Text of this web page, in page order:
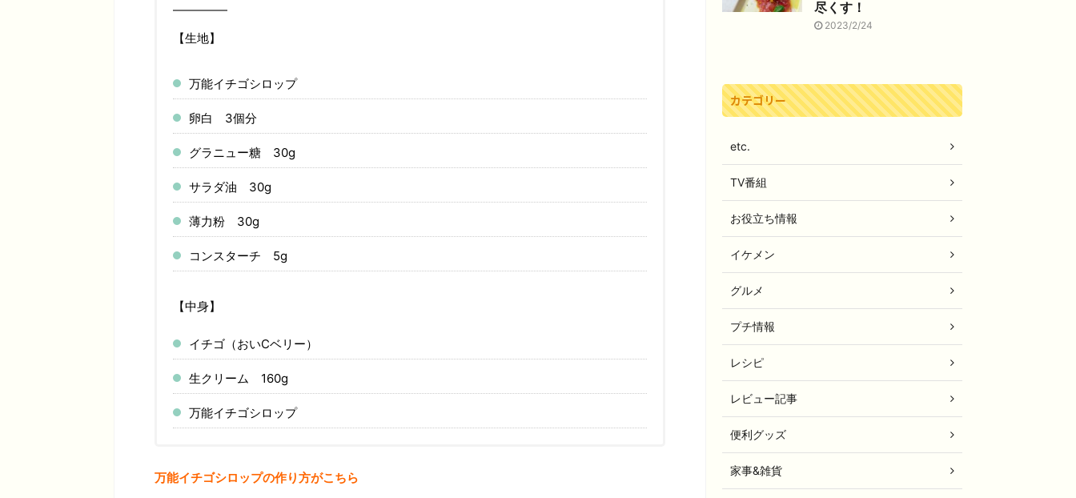
【生地】
万能イチゴシロップ
卵白 3個分
グラニュー糖 30g
サラダ油 30g
薄力粉 30g
コンスターチ 5g
【中身】
イチゴ（おいCベリー）
生クリーム 160g
万能イチゴシロップ
万能イチゴシロップの作り方がこちら
尽くす！
2023/2/24
カテゴリー
etc.
TV番組
お役立ち情報
イケメン
グルメ
プチ情報
レシピ
レビュー記事
便利グッズ
家事&雑貨